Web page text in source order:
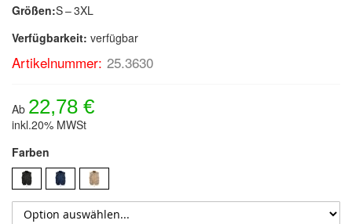
Größen:S – 3XL
Verfügbarkeit: verfügbar
Artikelnummer: 25.3630
Ab 22,78 €
inkl.20% MWSt
Farben